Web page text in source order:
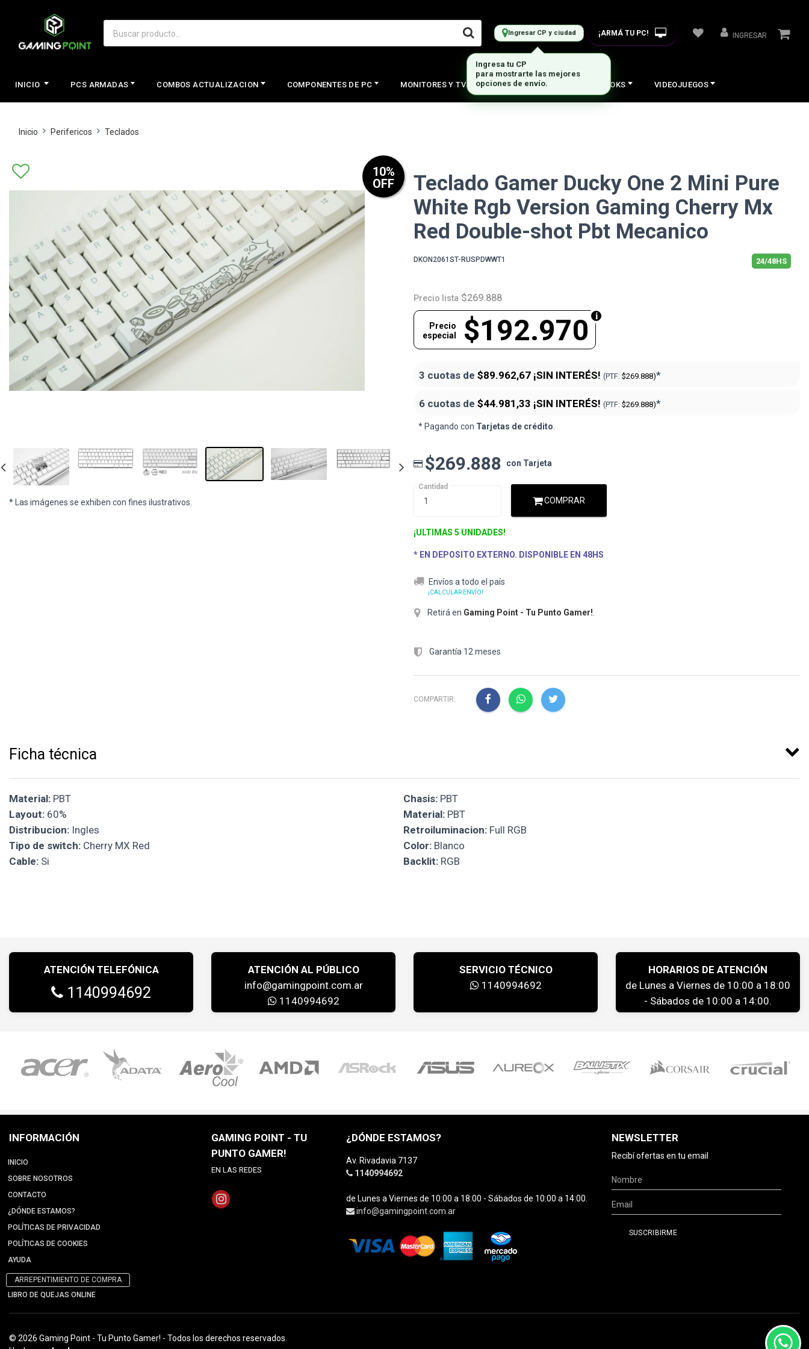
Ingresar CP y ciudad ¡ARMÁ TU PC! INGRESAR
INICIO PCS ARMADAS COMBOS ACTUALIZACION COMPONENTES DE PC MONITORES Y TVS PERIFERICOS NOTEBOOKS VIDEOJUEGOS
Inicio Perifericos Teclados
* Las imágenes se exhiben con fines ilustrativos.
Teclado Gamer Ducky One 2 Mini Pure
White Rgb Version Gaming Cherry Mx
Red Double-shot Pbt Mecanico
DKON2061ST-RUSPDWWT1 24/48HS
10%
OFF
Precio lista $269.888
$192.970
Precio
especial
3 cuotas de $89.962,67 ¡SIN INTERÉS! (PTF: $269.888)*
6 cuotas de $44.981,33 ¡SIN INTERÉS! (PTF: $269.888)*
* Pagando con Tarjetas de crédito
$269.888 con Tarjeta
Cantidad
COMPRAR
¡ULTIMAS 5 UNIDADES!
* EN DEPOSITO EXTERNO. DISPONIBLE EN 48HS
Envíos a todo el país
¡CALCULAR ENVÍO!
Retirá en Gaming Point - Tu Punto Gamer!
Garantía 12 meses
COMPARTIR:
Ficha técnica
Material: PBT
Layout: 60%
Distribucion: Ingles
Tipo de switch: Cherry MX Red
Cable: Si
Chasis:PBT
Material:PBT
Retroiluminacion:Full RGB
Color:Blanco
Backlit:RGB
ATENCIÓN TELEFÓNICA
1140994692
ATENCIÓN AL PÚBLICO
info@gamingpoint.com.ar
1140994692
SERVICIO TÉCNICO
1140994692
HORARIOS DE ATENCIÓN
de Lunes a Viernes de 10:00 a 18:00
- Sábados de 10:00 a 14:00.
INFORMACIÓN
INICIO
SOBRE NOSOTROS
CONTACTO
¿DÓNDE ESTAMOS?
POLÍTICAS DE PRIVACIDAD
POLÍTICAS DE COOKIES
AYUDA
ARREPENTIMIENTO DE COMPRA
LIBRO DE QUEJAS ONLINE
GAMING POINT - TU
PUNTO GAMER!
EN LAS REDES
¿DÓNDE ESTAMOS?
Av. Rivadavia 7137
1140994692
de Lunes a Viernes de 10:00 a 18:00 - Sábados de 10:00 a 14:00.
info@gamingpoint.com.ar
NEWSLETTER
Recibí ofertas en tu email
© 2026 Gaming Point - Tu Punto Gamer! - Todos los derechos reservados.